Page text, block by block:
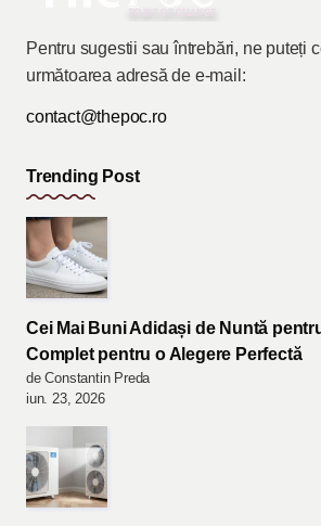
Pentru sugestii sau întrebări, ne puteți
următoarea adresă de e-mail:
contact@thepoc.ro
Trending Post
Cei Mai Buni Adidași de Nuntă
Complet pentru o Alegere Perfectă
de Constantin Preda
iun. 23, 2026